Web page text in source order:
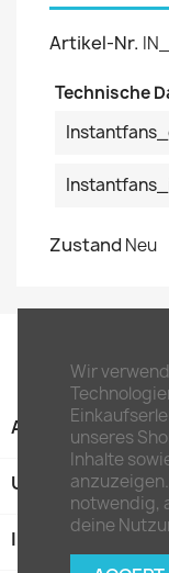
Artikel-Nr.
Technische
Zustand Neu
ARTIKEL
UNTERNEHMEN
IHR KONTO
Wir
unseres
Inhalte
notwendig,
deine